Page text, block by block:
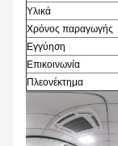
Υλικά
Χρόνος παραγωγής
Εγγύηση
Επικοινωνία
Πλεονέκτημα